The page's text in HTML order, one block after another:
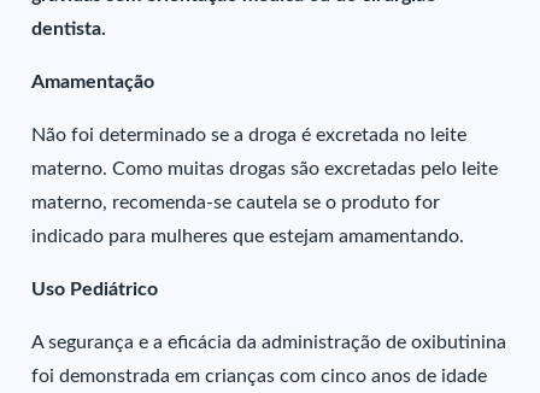
dentista.
Amamentação
Não foi determinado se a droga é excretada no leite
materno. Como muitas drogas são excretadas pelo leite
materno, recomenda-se cautela se o produto for
indicado para mulheres que estejam amamentando.
Uso Pediátrico
A segurança e a eficácia da administração de oxibutinina
foi demonstrada em crianças com cinco anos de idade